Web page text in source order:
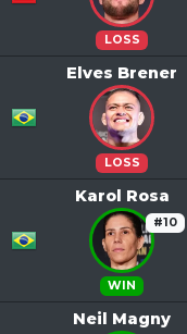
LOSS
Elves Brener
LOSS
Karol Rosa
#10
WIN
Neil Magny